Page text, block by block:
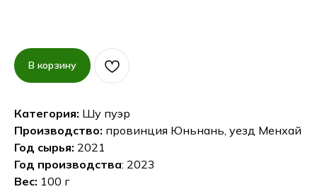
В корзину
Категория: Шу пуэр
Производство: провинция Юньнань, уезд Менхай
Год сырья: 2021
Год производства: 2023
Вес: 100 г